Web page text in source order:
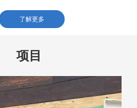
了解更多
项目